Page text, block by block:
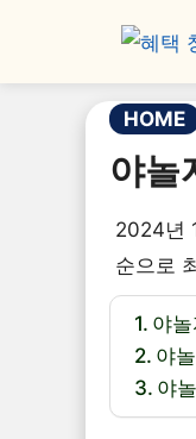
HOME
야놀
2024년
순으로
야
야
야